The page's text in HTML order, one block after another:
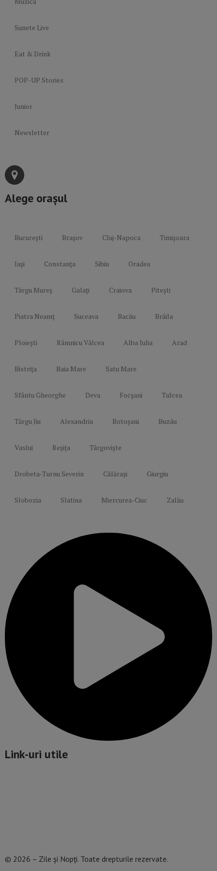
Sunete Live
Eat & Drink
POP-UP Stories
Junior
Newsletter
Alege orașul
București Brașov Cluj-Napoca Timișoara
Iași Constanța Sibiu Oradea
Târgu Mureș Galați Craiova Pitești
Piatra Neamț Suceava Bacău Brăila
Ploiești Râmnicu Vâlcea Alba Iulia Arad
Bistrița Baia Mare Satu Mare
Sfântu Gheorghe Deva Focșani Tulcea
Târgu Jiu Alexandria Botoșani Buzău
Vaslui Reșița Târgoviște
Drobeta-Turnu Severin Călărași Giurgiu
Slobozia Slatina Miercurea-Ciuc Zalău
Link-uri utile
© 2026 – Zile și Nopți. Toate drepturile rezervate.